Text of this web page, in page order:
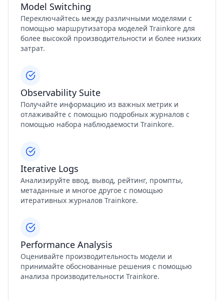
Model Switching
Переключайтесь между различными моделями с
помощью маршрутизатора моделей Trainkore для
более высокой производительности и более низких
затрат.
Observability Suite
Получайте информацию из важных метрик и
отлаживайте с помощью подробных журналов с
помощью набора наблюдаемости Trainkore.
Iterative Logs
Анализируйте ввод, вывод, рейтинг, промпты,
метаданные и многое другое с помощью
итеративных журналов Trainkore.
Performance Analysis
Оценивайте производительность модели и
принимайте обоснованные решения с помощью
анализа производительности Trainkore.